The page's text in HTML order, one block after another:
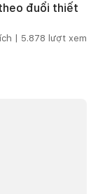
đuổi thiết
| 5.878 lượt xem